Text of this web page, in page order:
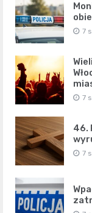
7
7
46.
7